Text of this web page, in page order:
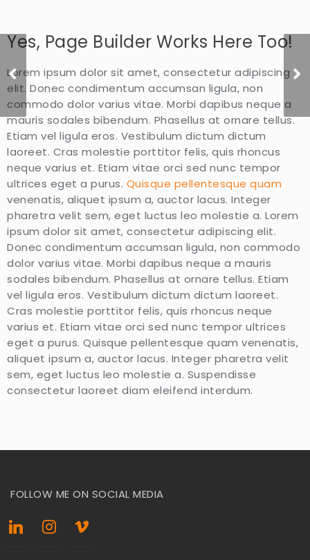
Yes, Page Builder Works Here Too!
Lorem ipsum dolor sit amet, consectetur adipiscing
elit. Donec condimentum accumsan ligula, non
commodo dolor varius vitae. Morbi dapibus neque a
mauris sodales bibendum. Phasellus at ornare tellus.
Etiam vel ligula eros. Vestibulum dictum dictum
laoreet. Cras molestie porttitor felis, quis rhoncus
neque varius et. Etiam vitae orci sed nunc tempor
ultrices eget a purus. Quisque pellentesque quam
venenatis, aliquet ipsum a, auctor lacus. Integer
pharetra velit sem, eget luctus leo molestie a. Lorem
ipsum dolor sit amet, consectetur adipiscing elit.
Donec condimentum accumsan ligula, non commodo
dolor varius vitae. Morbi dapibus neque a mauris
sodales bibendum. Phasellus at ornare tellus. Etiam
vel ligula eros. Vestibulum dictum dictum laoreet.
Cras molestie porttitor felis, quis rhoncus neque
varius et. Etiam vitae orci sed nunc tempor ultrices
eget a purus. Quisque pellentesque quam venenatis,
aliquet ipsum a, auctor lacus. Integer pharetra velit
sem, eget luctus leo molestie a. Suspendisse
consectetur laoreet diam eleifend interdum.
NFL Praise Teaser
FOLLOW ME ON SOCIAL MEDIA